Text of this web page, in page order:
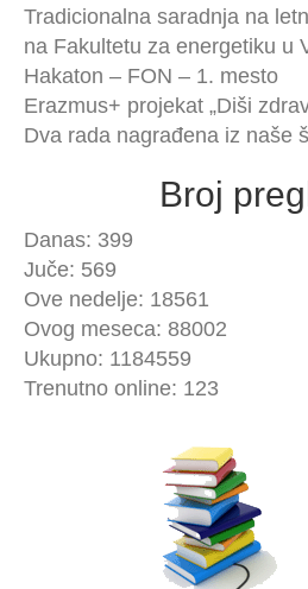
Tradicionalna saradnja na
na Fakultetu za energetiku u
Hakaton – FON – 1. mesto
Erazmus+ projekat „Diši
Dva rada nagrađena iz naše
Broj
Danas: 399
Juče: 569
Ove nedelje: 18561
Ovog meseca: 88002
Ukupno: 1184559
Trenutno online: 123